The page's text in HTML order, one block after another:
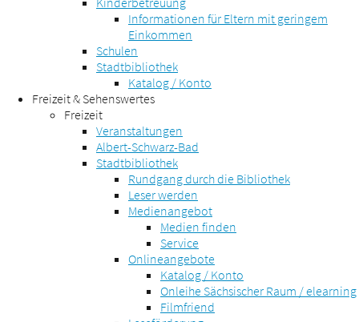
Informationen für Eltern mit geringem
Einkommen
Schulen
Stadtbibliothek
Katalog / Konto
Freizeit & Sehenswertes
Freizeit
Veranstaltungen
Albert-Schwarz-Bad
Stadtbibliothek
Rundgang durch die Bibliothek
Leser werden
Medienangebot
Medien finden
Service
Onlineangebote
Katalog / Konto
Onleihe Sächsischer Raum / elearning
Filmfriend